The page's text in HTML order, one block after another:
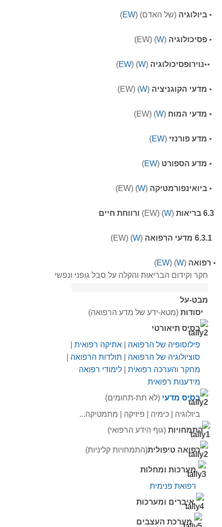
• ביולוגיה (של האדם) (
EW
)
• פסיכולוגיה (
W
)
(EW)
•
•נוירופסיכולוגיה (
W
) (
EW
)
• מדעי הקוגניציה (
W
)
(EW)
• מדעי המוח (
W
)
(EW)
• מדע פורנזי (
EW
)
• מדע הספורט (
EW
)
• ביואינפורמטיקה (
W
)
(EW)
(
W
)
(EW
) ורווחת חיים
(
W
)
(EW)
• רפואה (
W
)
(
EW
)
חקר וקידום הבריאות והקלה על סבל גופני ונפשי
מבט-על
יסודות (מטא-ידע של מדע הרפואה)
בסיס תיאורטי
פילוסופיה של הרפואה
אתיקה רפואית
סוציולוגיה של הרפואה
תולדות הרפואה
מחקר והערכה רפואית
לימודי רפואה
מידענות רפואית
בסיס מדעי (לא תת-תחומים)
ביולוגיה | כימיה | פיזיקה | מתמטיקה...
התמחויות (גוף הידע הרפואי)
רפואה טיפולית(התמחויות קליניות)
מערכות ומחלות
רפואת פנימית
איברים ומערכות
מערכת העצבים